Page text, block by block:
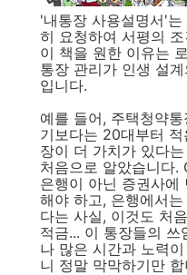
'내통장 사용설명서'
히 요청하여 서평의
이 책을 원한 이유는
통장 관리가 인생 설
입니다.
예를 들어, 주택청약
기보다는 20대부터
장이 더 가치가 있다
처음으로 알았습니다.
은행이 아닌 증권사에
해야 하고, 은행에서
다는 사실, 이것도 처
적금... 이 통장들의
나 많은 시간과 노력
니 정말 막막하기만 합